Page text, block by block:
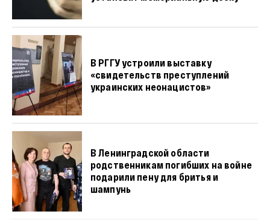
В РГГУ устроили выставку
«свидетельств преступлений
украинских неонацистов»
В Ленинградской области
родственникам погибших на войне
подарили пену для бритья и
шампунь